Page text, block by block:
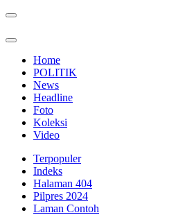
Home
POLITIK
News
Headline
Foto
Koleksi
Video
Terpopuler
Indeks
Halaman 404
Pilpres 2024
Laman Contoh